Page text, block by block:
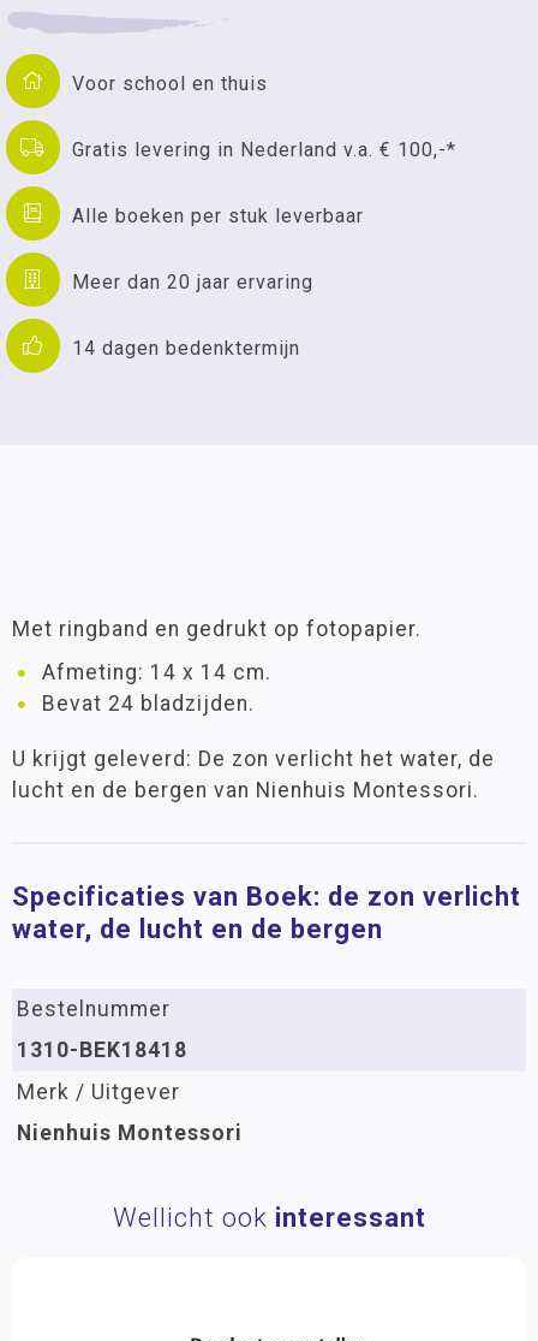
Voor school en thuis
Gratis levering in Nederland v.a. € 100,-*
Alle boeken per stuk leverbaar
Meer dan 20 jaar ervaring
14 dagen bedenktermijn
Met ringband en gedrukt op fotopapier.
Afmeting: 14 x 14 cm.
Bevat 24 bladzijden.
U krijgt geleverd: De zon verlicht het water, de
lucht en de bergen van Nienhuis Montessori.
Specificaties van Boek: de zon verlicht
water, de lucht en de bergen
Bestelnummer
1310-BEK18418
Merk / Uitgever
Nienhuis Montessori
Wellicht ook interessant